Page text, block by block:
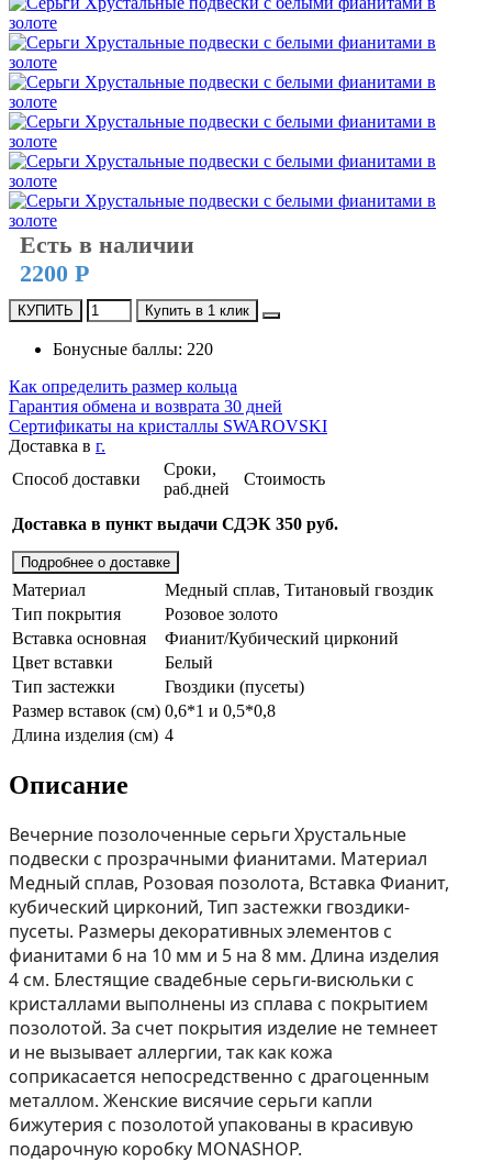
Есть в наличии
2200 Р
КУПИТЬ Купить в 1 клик
Бонусные баллы: 220
Как определить размер кольца
Гарантия обмена и возврата 30 дней
Сертификаты на кристаллы SWAROVSKI
Доставка в г.
Способ доставки
Сроки,
раб.дней
Стоимость
Доставка в пункт выдачи СДЭК 350 руб.
Подробнее о доставке
Материал
Медный сплав, Титановый гвоздик
Тип покрытия
Розовое золото
Вставка основная
Фианит/Кубический цирконий
Цвет вставки
Белый
Тип застежки
Гвоздики (пусеты)
Размер вставок (см) 0,6*1 и 0,5*0,8
Длина изделия (см) 4
Описание
Вечерние позолоченные серьги Хрустальные
подвески с прозрачными фианитами. Материал
Медный сплав, Розовая позолота, Вставка Фианит,
кубический цирконий, Тип застежки гвоздики-
пусеты. Размеры декоративных элементов с
фианитами 6 на 10 мм и 5 на 8 мм. Длина изделия
4 см. Блестящие свадебные серьги-висюльки с
кристаллами выполнены из сплава с покрытием
позолотой. За счет покрытия изделие не темнеет
и не вызывает аллергии, так как кожа
соприкасается непосредственно с драгоценным
металлом. Женские висячие серьги капли
бижутерия с позолотой упакованы в красивую
подарочную коробку MONASHOP.